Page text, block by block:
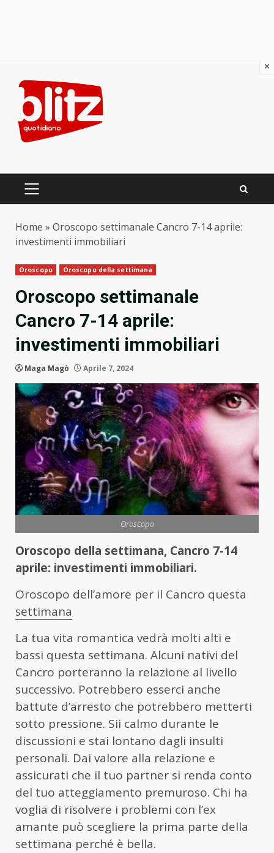
content
PRIMARY
Home » Oroscopo settimanale Cancro 7-14 aprile:
investimenti immobiliari
Oroscopo Oroscopo della settimana
Oroscopo settimanale
Cancro 7-14 aprile:
investimenti immobiliari
Maga Magò Aprile 7, 2024
Oroscopo
Oroscopo della settimana, Cancro 7-14
aprile: investimenti immobiliari.
Oroscopo dell’amore per il Cancro questa
settimana
La tua vita romantica vedrà molti alti e
bassi questa settimana. Alcuni nativi del
Cancro porteranno la relazione al livello
successivo. Potrebbero esserci anche
battute d’arresto che potrebbero metterti
sotto pressione. Sii calmo durante le
discussioni e stai lontano dagli insulti
personali. Dai valore alla relazione e
assicurati che il tuo partner si renda conto
del tuo atteggiamento premuroso. Chi ha
voglia di risolvere i problemi con l’ex
amante può scegliere la prima parte della
settimana perché è bella.
×